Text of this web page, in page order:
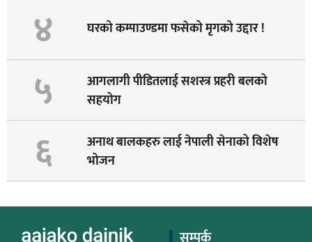
४ घरको कम्पाउण्डमा फसेको मृगको उद्दार !
५
आगलागी पीडितलाई सशस्त्र प्रहरी बलको
सहयोग
६
अनाथ बालकहरु लाई नेपाली सेनाको विशेष
भोजन